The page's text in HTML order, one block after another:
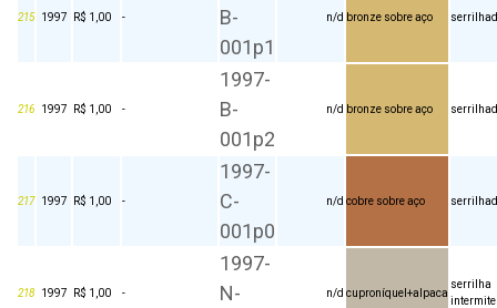
215 1997 R$ 1,00 -
B-
001p1
n/d bronze sobre aço
216 1997 R$ 1,00 -
1997-
B-
001p2
n/d bronze sobre aço
217 1997 R$ 1,00 -
1997-
C-
001p0
n/d cobre sobre aço
218 1997 R$ 1,00 -
1997-
N-
n/d cuproníquel+alpaca
serrilha